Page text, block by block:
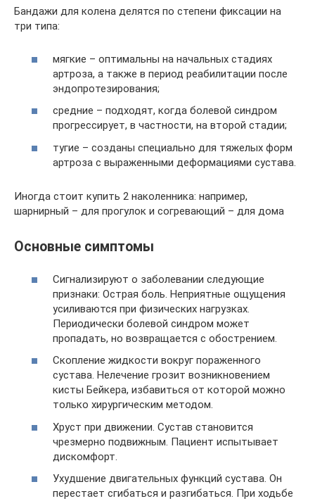
Бандажи для колена делятся по степени фиксации на
три типа:
мягкие – оптимальны на начальных стадиях
артроза, а также в период реабилитации после
эндопротезирования;
средние – подходят, когда болевой синдром
прогрессирует, в частности, на второй стадии;
тугие – созданы специально для тяжелых форм
артроза с выраженными деформациями сустава.
Иногда стоит купить 2 наколенника: например,
шарнирный – для прогулок и согревающий – для дома
Основные симптомы
Сигнализируют о заболевании следующие
признаки: Острая боль. Неприятные ощущения
усиливаются при физических нагрузках.
Периодически болевой синдром может
пропадать, но возвращается с обострением.
Скопление жидкости вокруг пораженного
сустава. Нелечение грозит возникновением
кисты Бейкера, избавиться от которой можно
только хирургическим методом.
Хруст при движении. Сустав становится
чрезмерно подвижным. Пациент испытывает
дискомфорт.
Ухудшение двигательных функций сустава. Он
перестает сгибаться и разгибаться. При ходьбе